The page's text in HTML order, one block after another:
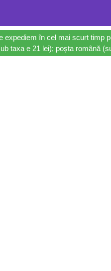
expediem în cel mai scurt
taxa e 21 lei); poșta română